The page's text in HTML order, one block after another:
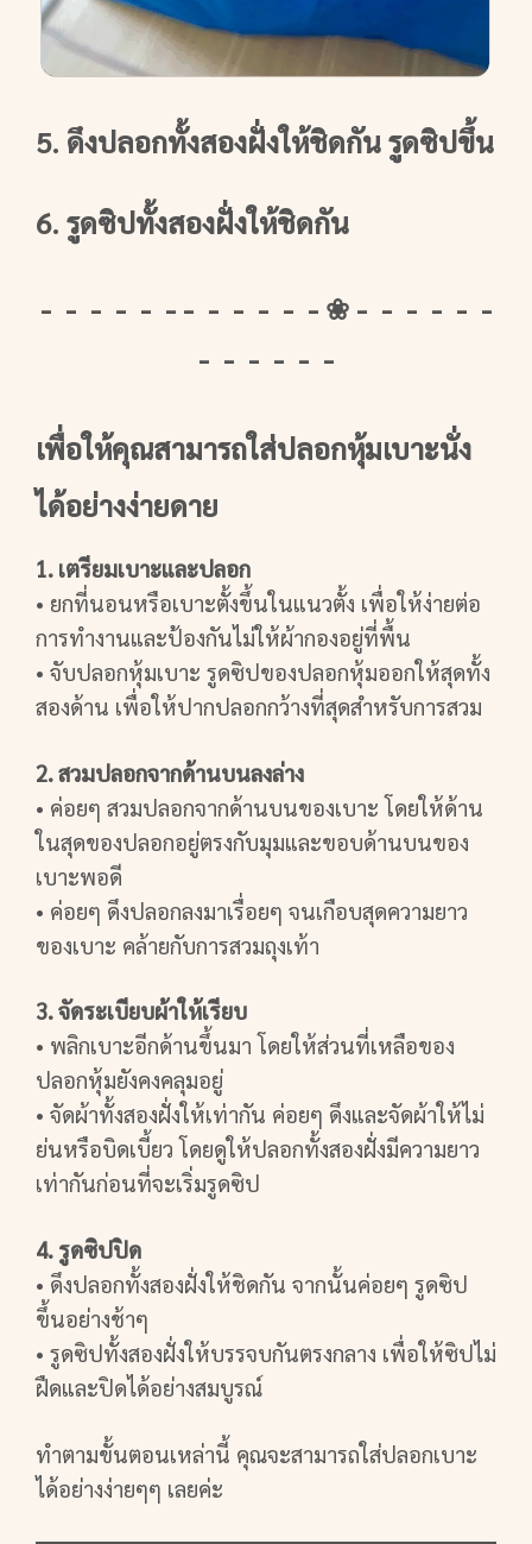
5. ดึงปลอกทั้งสองฝั่งให้ชิดกัน รูดซิปขึ้น
6. รูดซิปทั้งสองฝั่งให้ชิดกัน
- - - - - - - - - - - - ❀ - - - - - -
- - - - - -
เพื่อให้คุณสามารถใส่ปลอกหุ้มเบาะนั่ง
ได้อย่างง่ายดาย
1. เตรียมเบาะและปลอก
• ยกที่นอนหรือเบาะตั้งขึ้นในแนวตั้ง เพื่อให้ง่ายต่อ
การทำงานและป้องกันไม่ให้ผ้ากองอยู่ที่พื้น
• จับปลอกหุ้มเบาะ รูดซิปของปลอกหุ้มออกให้สุดทั้ง
สองด้าน เพื่อให้ปากปลอกกว้างที่สุดสำหรับการสวม
2. สวมปลอกจากด้านบนลงล่าง
• ค่อยๆ สวมปลอกจากด้านบนของเบาะ โดยให้ด้าน
ในสุดของปลอกอยู่ตรงกับมุมและขอบด้านบนของ
เบาะพอดี
• ค่อยๆ ดึงปลอกลงมาเรื่อยๆ จนเกือบสุดความยาว
ของเบาะ คล้ายกับการสวมถุงเท้า
3. จัดระเบียบผ้าให้เรียบ
• พลิกเบาะอีกด้านขึ้นมา โดยให้ส่วนที่เหลือของ
ปลอกหุ้มยังคงคลุมอยู่
• จัดผ้าทั้งสองฝั่งให้เท่ากัน ค่อยๆ ดึงและจัดผ้าให้ไม่
ย่นหรือบิดเบี้ยว โดยดูให้ปลอกทั้งสองฝั่งมีความยาว
เท่ากันก่อนที่จะเริ่มรูดซิป
4. รูดซิปปิด
• ดึงปลอกทั้งสองฝั่งให้ชิดกัน จากนั้นค่อยๆ รูดซิป
ขึ้นอย่างช้าๆ
• รูดซิปทั้งสองฝั่งให้บรรจบกันตรงกลาง เพื่อให้ซิปไม่
ฝืดและปิดได้อย่างสมบูรณ์
ทำตามขั้นตอนเหล่านี้ คุณจะสามารถใส่ปลอกเบาะ
ได้อย่างง่ายๆๆ เลยค่ะ